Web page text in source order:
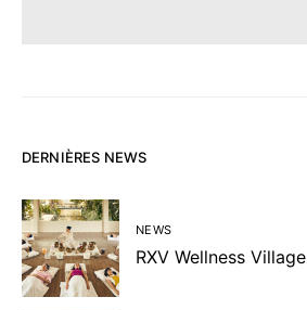
DERNIÈRES NEWS
NEWS
RXV Wellness Village